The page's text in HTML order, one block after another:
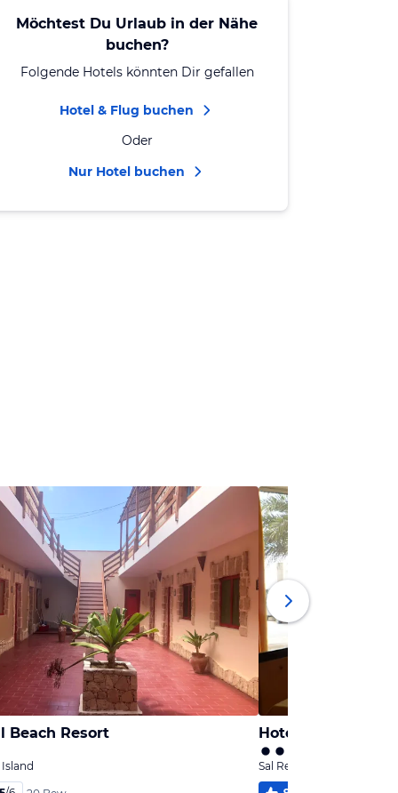
Möchtest Du Urlaub in der Nähe
buchen?
Folgende Hotels könnten Dir gefallen
Hotel & Flug buchen
Oder
Nur Hotel buchen
Beach Resort
Island
Hotel Boa Vista
Sal Rei, Boavista Island